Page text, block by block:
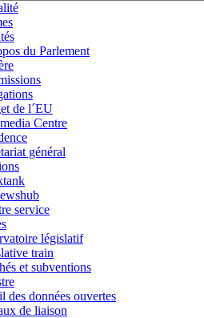
du Parlement
de l´EU
Centre
général
service
législatif
train
et subventions
des données ouvertes
de liaison